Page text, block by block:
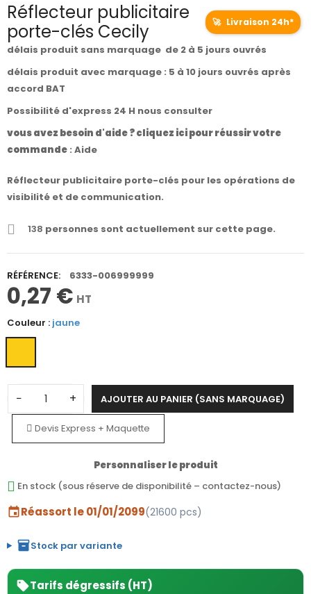
Réflecteur publicitaire
porte-clés Cecily
🚀 Livraison 24h*
délais produit sans marquage de 2 à 5 jours ouvrés
délais produit avec marquage : 5 à 10 jours ouvrés après
accord BAT
Possibilité d'express 24 H nous consulter
vous avez besoin d'aide ? cliquez ici pour réussir votre
commande : Aide
Réflecteur publicitaire porte-clés pour les opérations de
visibilité et de communication.
138 personnes sont actuellement sur cette page.
RÉFÉRENCE: 6333-006999999
0,27 € HT
Couleur : jaune
− + AJOUTER AU PANIER (SANS MARQUAGE)
Devis Express + Maquette
Personnaliser le produit
En stock (sous réserve de disponibilité – contactez-nous)
eventRéassort le 01/01/2099(21600 pcs)
inventory_2Stock par variante
sellTarifs dégressifs (HT)